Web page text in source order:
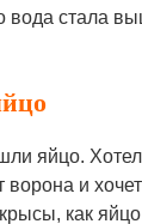
вода стала
яйцо.
ворона и
как